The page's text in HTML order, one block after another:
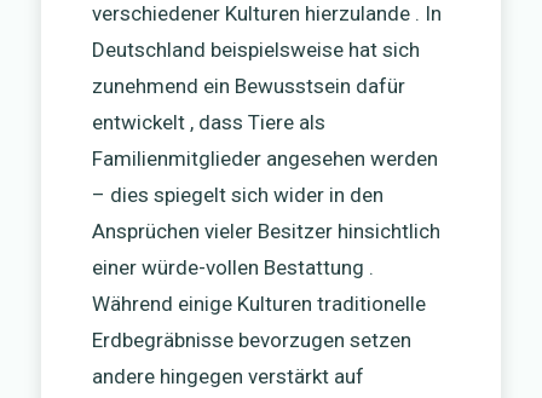
verschiedener Kulturen hierzulande . In
Deutschland beispielsweise hat sich
zunehmend ein Bewusstsein dafür
entwickelt , dass Tiere als
Familienmitglieder angesehen werden
– dies spiegelt sich wider in den
Ansprüchen vieler Besitzer hinsichtlich
einer würde-vollen Bestattung .
Während einige Kulturen traditionelle
Erdbegräbnisse bevorzugen setzen
andere hingegen verstärkt auf